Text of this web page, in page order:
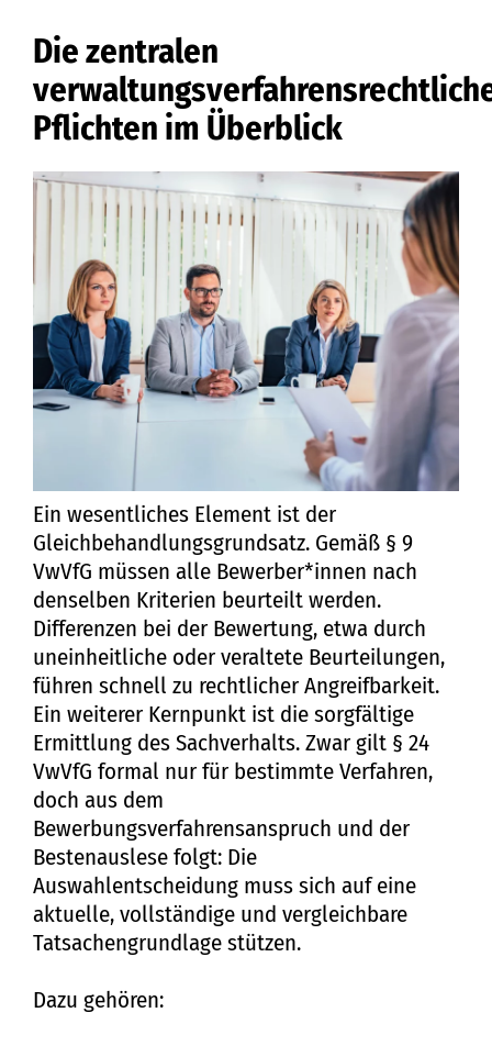
Die zentralen
Pflichten im Überblick
Ein wesentliches Element ist der
Gleichbehandlungsgrundsatz. Gemäß § 9
VwVfG müssen alle Bewerber*innen nach
denselben Kriterien beurteilt werden.
Differenzen bei der Bewertung, etwa durch
uneinheitliche oder veraltete Beurteilungen,
führen schnell zu rechtlicher Angreifbarkeit.
Ein weiterer Kernpunkt ist die sorgfältige
Ermittlung des Sachverhalts. Zwar gilt § 24
VwVfG formal nur für bestimmte Verfahren,
doch aus dem
Bewerbungsverfahrensanspruch und der
Bestenauslese folgt: Die
Auswahlentscheidung muss sich auf eine
aktuelle, vollständige und vergleichbare
Tatsachengrundlage stützen.
Dazu gehören: